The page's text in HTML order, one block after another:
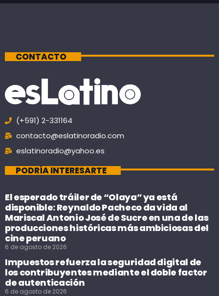
CONTACTO
(+591) 2-331164
contacto@eslatinoradio.com
eslatinoradio@yahoo.es
PODRÍA INTERESARTE
El esperado tráiler de “Olaya” ya está
disponible: Reynaldo Pacheco da vida al
Mariscal Antonio José de Sucre en una de las
producciones históricas más ambiciosas del
cine peruano
6 de agosto de 2026
Impuestos refuerza la seguridad digital de
los contribuyentes mediante el doble factor
de autenticación
6 de agosto de 2026